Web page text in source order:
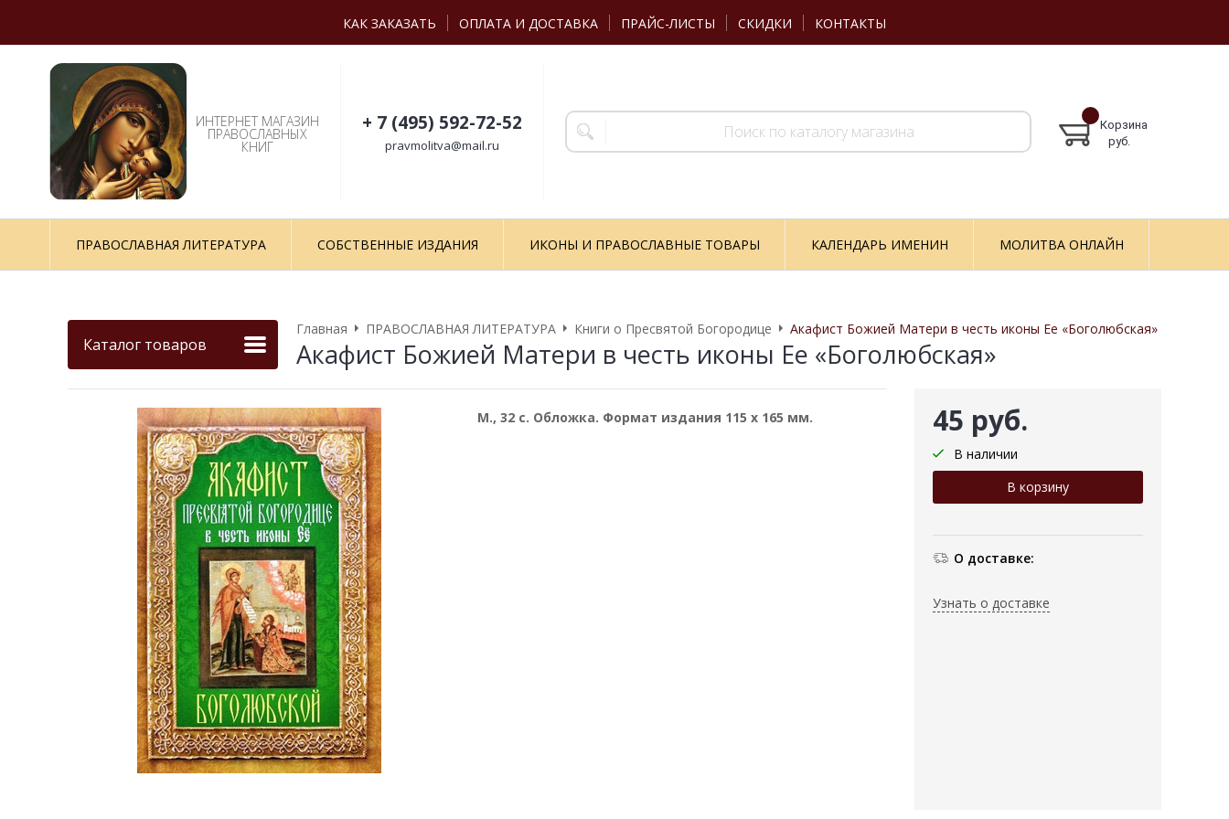
КАК ЗАКАЗАТЬ ОПЛАТА И ДОСТАВКА ПРАЙС-ЛИСТЫ СКИДКИ КОНТАКТЫ
ИНТЕРНЕТ МАГАЗИН
ПРАВОСЛАВНЫХ
КНИГ
+ 7 (495) 592-72-52
pravmolitva@mail.ru
Корзина
руб.
ПРАВОСЛАВНАЯ ЛИТЕРАТУРА СОБСТВЕННЫЕ ИЗДАНИЯ ИКОНЫ И ПРАВОСЛАВНЫЕ ТОВАРЫ КАЛЕНДАРЬ ИМЕНИН МОЛИТВА ОНЛАЙН
Каталог товаров
Главная ПРАВОСЛАВНАЯ ЛИТЕРАТУРА Книги о Пресвятой Богородице Акафист Божией Матери в честь иконы Ее «Боголюбская»
Акафист Божией Матери в честь иконы Ее «Боголюбская»
45 руб.
В наличии
О доставке:
Узнать о доставке
М., 32 с. Обложка. Формат издания 115 х 165 мм.